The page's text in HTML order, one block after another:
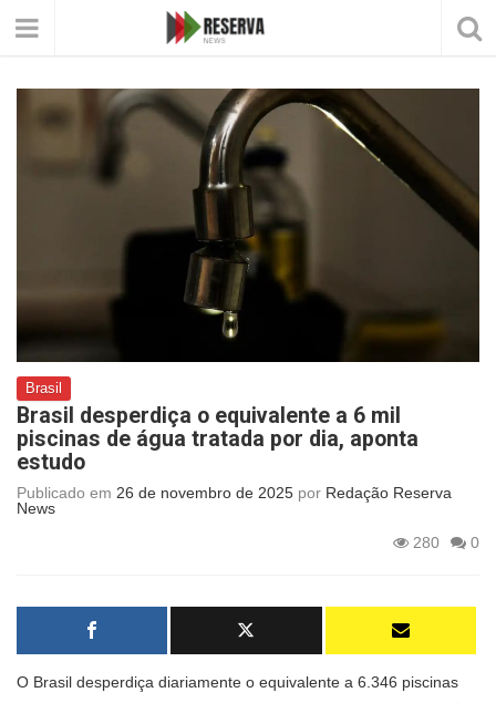
Brasil
Brasil desperdiça o equivalente a 6 mil
piscinas de água tratada por dia, aponta
estudo
Publicado em 26 de novembro de 2025 por Redação Reserva
News
280
0
O Brasil desperdiça diariamente o equivalente a 6.346 piscinas